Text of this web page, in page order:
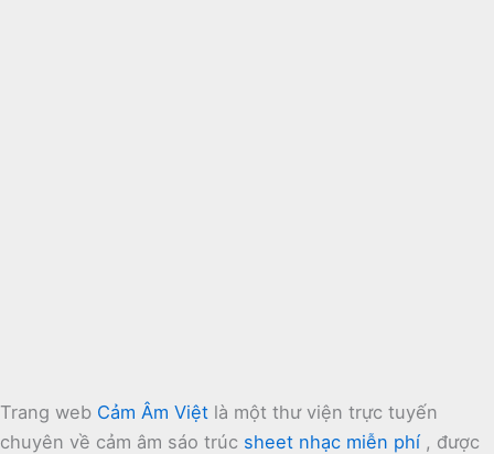
Trang web Cảm Âm Việt là một thư viện trực tuyến
chuyên về cảm âm sáo trúc sheet nhạc miễn phí , được